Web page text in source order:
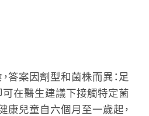
答案因劑型和菌株而異：足
在醫生建議下接觸特定菌
康兒童自六個月至一歲起，